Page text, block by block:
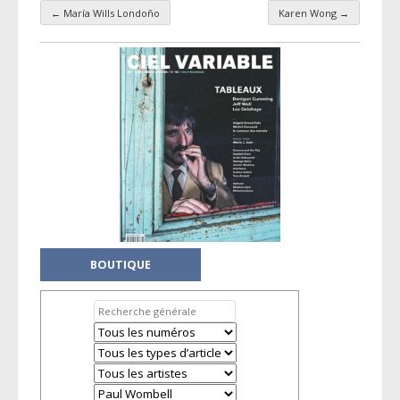
Navigation par taxonomie
← María Wills Londoño Karen Wong →
BOUTIQUE